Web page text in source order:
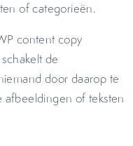
of categorieën.
content copy
de
door daarop te
afbeeldingen of teksten